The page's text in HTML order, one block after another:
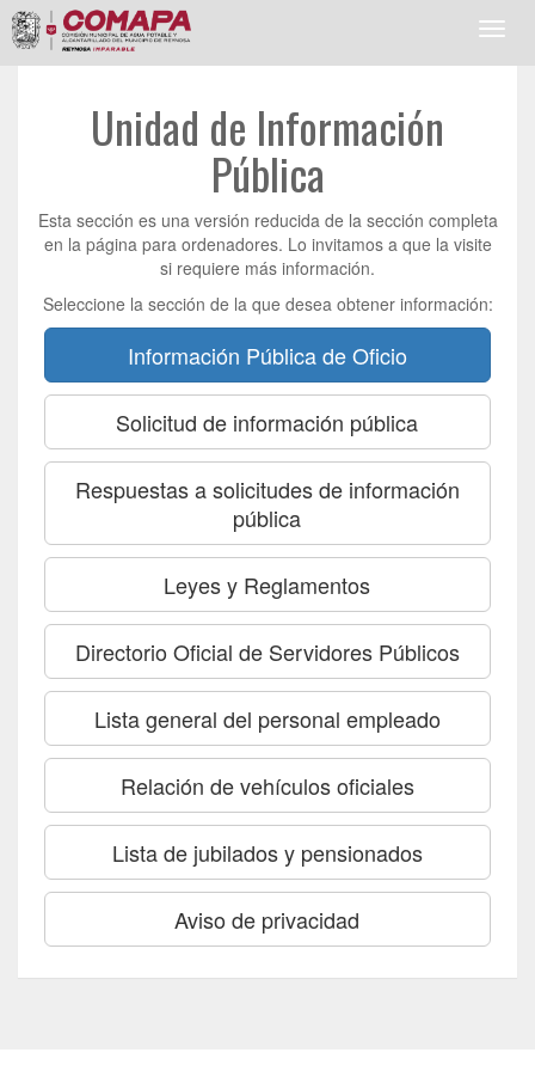
Unidad de Información
Pública
Esta sección es una versión reducida de la sección completa
en la página para ordenadores. Lo invitamos a que la visite
si requiere más información.
Seleccione la sección de la que desea obtener información:
Información Pública de Oficio
Solicitud de información pública
Respuestas a solicitudes de información
pública
Leyes y Reglamentos
Directorio Oficial de Servidores Públicos
Lista general del personal empleado
Relación de vehículos oficiales
Lista de jubilados y pensionados
Aviso de privacidad